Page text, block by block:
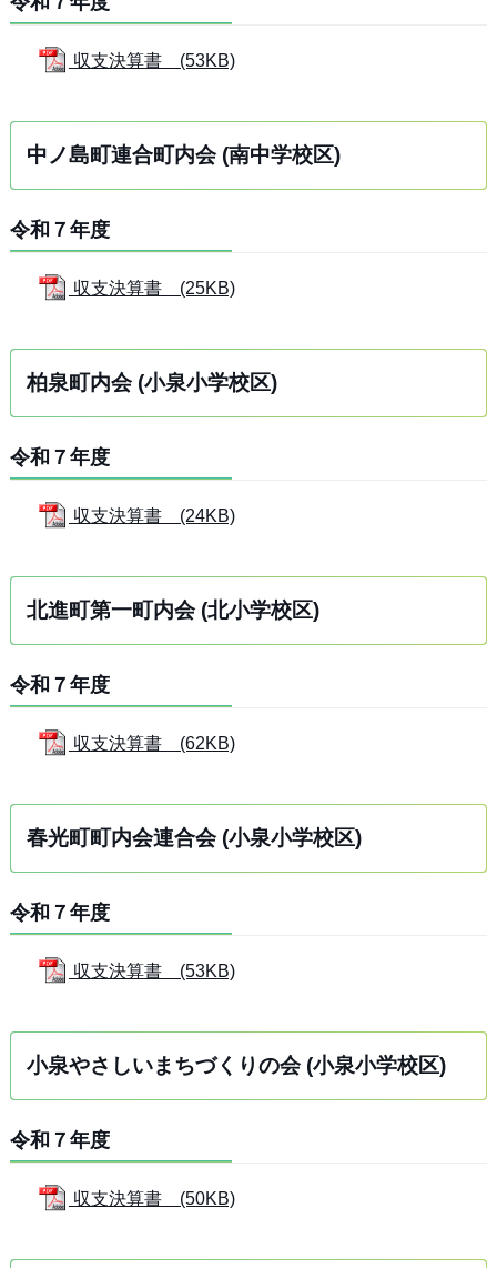
収支決算書 (53KB)
中ノ島町連合町内会 (南中学校区)
令和７年度
収支決算書 (25KB)
柏泉町内会 (小泉小学校区)
令和７年度
収支決算書 (24KB)
北進町第一町内会 (北小学校区)
令和７年度
収支決算書 (62KB)
春光町町内会連合会 (小泉小学校区)
令和７年度
収支決算書 (53KB)
小泉やさしいまちづくりの会 (小泉小学校区)
令和７年度
収支決算書 (50KB)